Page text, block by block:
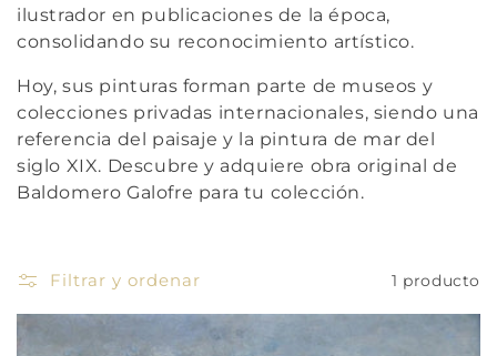
ilustrador en publicaciones de la época,
consolidando su reconocimiento artístico.
Hoy, sus pinturas forman parte de museos y
colecciones privadas internacionales, siendo una
referencia del paisaje y la pintura de mar del
siglo XIX. Descubre y adquiere obra original de
Baldomero Galofre para tu colección.
Filtrar y ordenar 1 producto